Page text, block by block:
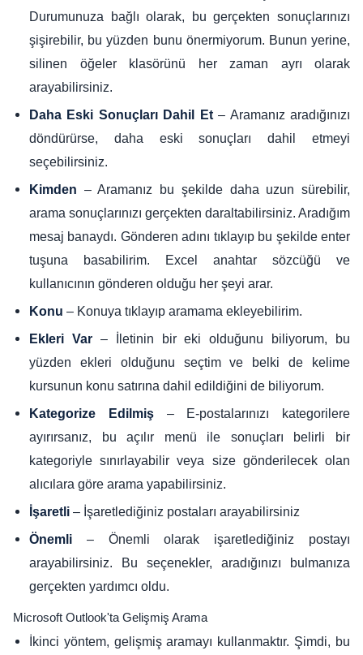
Durumunuza bağlı olarak, bu gerçekten sonuçlarınızı
şişirebilir, bu yüzden bunu önermiyorum. Bunun yerine,
silinen öğeler klasörünü her zaman ayrı olarak
arayabilirsiniz.
Daha Eski Sonuçları Dahil Et– Aramanız aradığınızı
döndürürse, daha eski sonuçları dahil etmeyi
seçebilirsiniz.
Kimden – Aramanız bu şekilde daha uzun sürebilir,
arama sonuçlarınızı gerçekten daraltabilirsiniz. Aradığım
mesaj banaydı. Gönderen adını tıklayıp bu şekilde enter
tuşuna basabilirim. Excel anahtar sözcüğü ve
kullanıcının gönderen olduğu her şeyi arar.
Konu – Konuya tıklayıp aramama ekleyebilirim.
Ekleri Var– İletinin bir eki olduğunu biliyorum, bu
yüzden ekleri olduğunu seçtim ve belki de kelime
kursunun konu satırına dahil edildiğini de biliyorum.
Kategorize Edilmiş– E-postalarınızı kategorilere
ayırırsanız, bu açılır menü ile sonuçları belirli bir
kategoriyle sınırlayabilir veya size gönderilecek olan
alıcılara göre arama yapabilirsiniz.
İşaretli – İşaretlediğiniz postaları arayabilirsiniz
Önemli – Önemli olarak işaretlediğiniz postayı
arayabilirsiniz. Bu seçenekler, aradığınızı bulmanıza
gerçekten yardımcı oldu.
Microsoft Outlook'ta Gelişmiş Arama
İkinci yöntem, gelişmiş aramayı kullanmaktır. Şimdi, bu